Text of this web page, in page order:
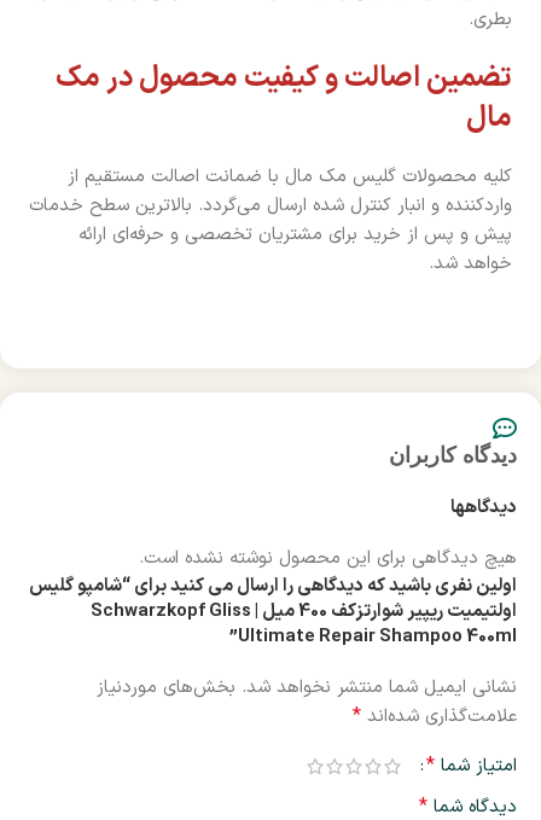
بطری.
تضمین اصالت و کیفیت محصول در مک
مال
کلیه محصولات گلیس مک مال با ضمانت اصالت مستقیم از
واردکننده و انبار کنترل شده ارسال می‌گردد. بالاترین سطح خدمات
پیش و پس از خرید برای مشتریان تخصصی و حرفه‌ای ارائه
خواهد شد.
دیدگاه کاربران
دیدگاهها
هیچ دیدگاهی برای این محصول نوشته نشده است.
اولین نفری باشید که دیدگاهی را ارسال می کنید برای “شامپو گلیس
اولتیمیت ریپیر شوارتزکف 400 میل | Schwarzkopf Gliss
Ultimate Repair Shampoo 400ml”
نشانی ایمیل شما منتشر نخواهد شد. بخش‌های موردنیاز
علامت‌گذاری شده‌اند *
امتیاز شما *
دیدگاه شما *